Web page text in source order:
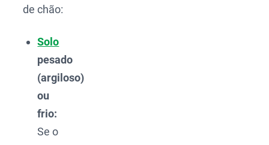
de chão:
Solo
pesado
(argiloso)
ou
frio:
Se o